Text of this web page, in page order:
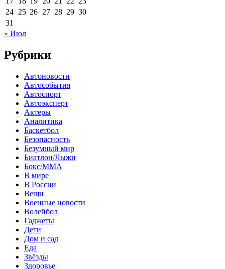
24 25 26 27 28 29 30
31
« Июл
Рубрики
Автоновости
Автособытия
Автоспорт
Автоэксперт
Актеры
Аналитика
Баскетбол
Безопасность
Безумный мир
Биатлон/Лыжи
Бокс/MMA
В мире
В России
Вещи
Военные новости
Волейбол
Гаджеты
Дети
Дом и сад
Еда
Звёзды
Здоровье